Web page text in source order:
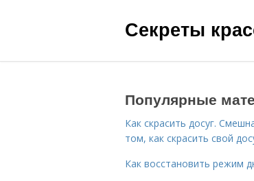
Секреты
Популярные
Как скрасить досуг.
том, как скрасить свой
Как восстановить режим